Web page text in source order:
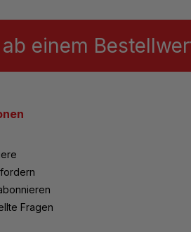
ab einem
Fragen